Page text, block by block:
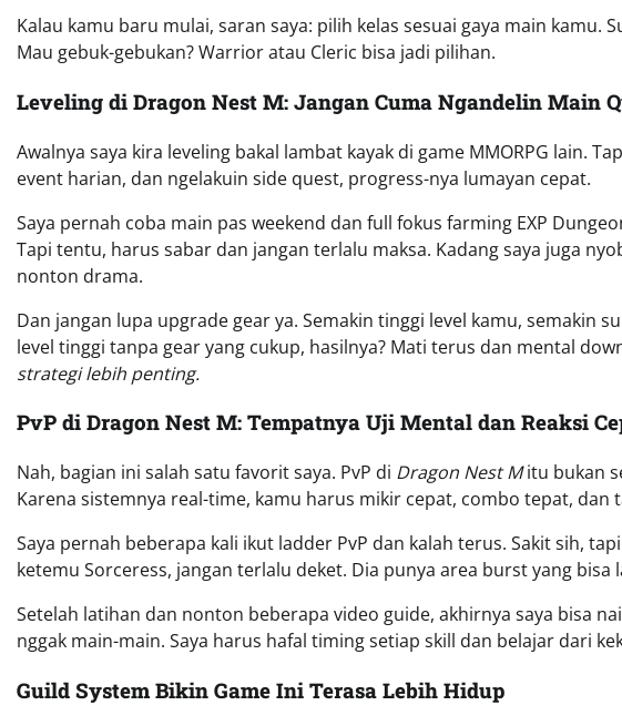
Kalau kamu baru mulai, saran saya: pilih kelas sesuai gaya main kamu.
Mau gebuk-gebukan? Warrior atau Cleric bisa jadi pilihan.
Leveling di Dragon Nest M: Jangan Cuma Ngandelin Main
Awalnya saya kira leveling bakal lambat kayak di game MMORPG lain.
event harian, dan ngelakuin side quest, progress-nya lumayan cepat.
Saya pernah coba main pas weekend dan full fokus farming EXP
Tapi tentu, harus sabar dan jangan terlalu maksa. Kadang saya juga
nonton drama.
Dan jangan lupa upgrade gear ya. Semakin tinggi level kamu, semakin
level tinggi tanpa gear yang cukup, hasilnya? Mati terus dan mental
strategi lebih penting.
PvP di Dragon Nest M: Tempatnya Uji Mental dan Reaksi
Nah, bagian ini salah satu favorit saya. PvP di Dragon Nest Mitu bukan
Karena sistemnya real-time, kamu harus mikir cepat, combo tepat, dan
Saya pernah beberapa kali ikut ladder PvP dan kalah terus. Sakit sih,
ketemu Sorceress, jangan terlalu deket. Dia punya area burst yang bisa
Setelah latihan dan nonton beberapa video guide, akhirnya saya bisa
nggak main-main. Saya harus hafal timing setiap skill dan belajar dari
Guild System Bikin Game Ini Terasa Lebih Hidup